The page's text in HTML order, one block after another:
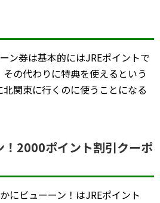
ン券は基本的にはJREポイントで
の代わりに特典を使えるという
関東に行くのに使うことになる
！2000ポイント割引クーポ
にビューーン！はJREポイント